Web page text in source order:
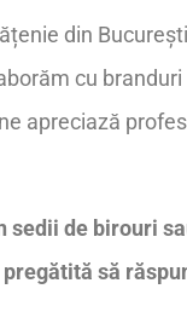
din
cu
apreciază
sedii de birouri
să